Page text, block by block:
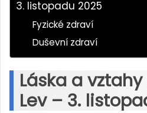
3. listopadu 2025
Fyzické zdraví
Duševní zdraví
Láska a
Lev – 3.